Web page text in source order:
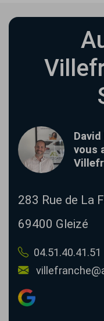
David
vous
283 Rue de La
69400 Gleizé
04.51.40.41.51